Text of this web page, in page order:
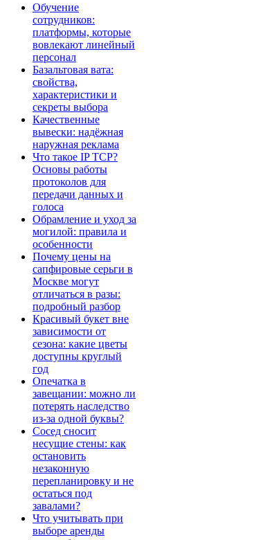
Обучение
сотрудников:
платформы, которые
вовлекают линейный
персонал
Базальтовая вата:
свойства,
характеристики и
секреты выбора
Качественные
вывески: надёжная
наружная реклама
Что такое IP TCP?
Основы работы
протоколов для
передачи данных и
голоса
Обрамление и уход за
могилой: правила и
особенности
Почему цены на
сапфировые серьги в
Москве могут
отличаться в разы:
подробный разбор
Красивый букет вне
зависимости от
сезона: какие цветы
доступны круглый
год
Опечатка в
завещании: можно ли
потерять наследство
из-за одной буквы?
Сосед сносит
несущие стены: как
остановить
незаконную
перепланировку и не
остаться под
завалами?
Что учитывать при
выборе аренды